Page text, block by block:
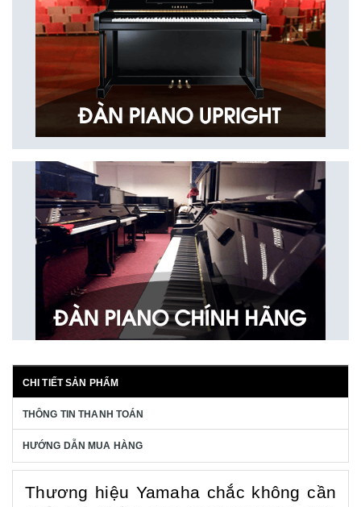
CHI TIẾT SẢN PHẨM
THÔNG TIN THANH TOÁN
HƯỚNG DẪN MUA HÀNG
Thương hiệu Yamaha chắc không cần